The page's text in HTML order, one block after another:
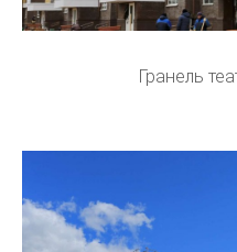
Гранель